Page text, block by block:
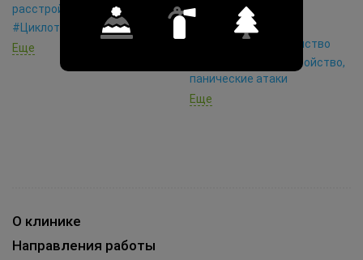
расстройство
#Циклотимия
Еще
#Депрессия
#Генерализованное
тревожное расстройство
#Паническое расстройство,
панические атаки
Еще
О клинике
Направления работы